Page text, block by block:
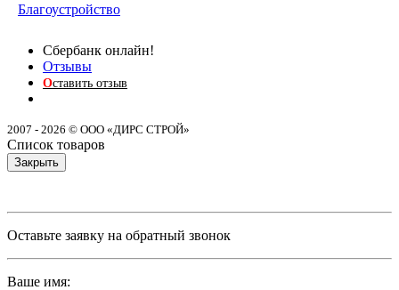
Благоустройство
Сбербанк онлайн!
Отзывы
Оставить отзыв
2007 - 2026 © ООО «ДИРС СТРОЙ»
Список товаров
Закрыть
Оставьте заявку на обратный звонок
Ваше имя: